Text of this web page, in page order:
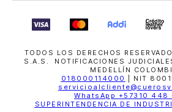
TODOS LOS DERECHOS
S.A.S. NOTIFICACIONES
MEDELLÍN
018000114000
| NIT
WhatsApp +57310 448
SUPERINTENDENCIA DE